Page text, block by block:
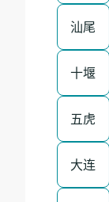
汕尾
十堰
五虎
大连